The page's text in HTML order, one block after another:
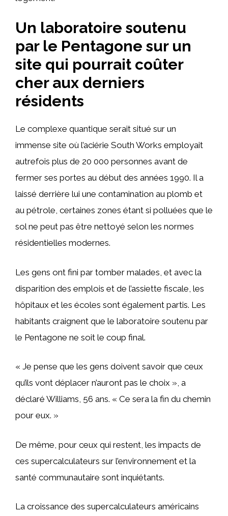
Un laboratoire soutenu
par le Pentagone sur un
site qui pourrait coûter
cher aux derniers
résidents
Le complexe quantique serait situé sur un
immense site où l’aciérie South Works employait
autrefois plus de 20 000 personnes avant de
fermer ses portes au début des années 1990. Il a
laissé derrière lui une contamination au plomb et
au pétrole, certaines zones étant si polluées que le
sol ne peut pas être nettoyé selon les normes
résidentielles modernes.
Les gens ont fini par tomber malades, et avec la
disparition des emplois et de l’assiette fiscale, les
hôpitaux et les écoles sont également partis. Les
habitants craignent que le laboratoire soutenu par
le Pentagone ne soit le coup final.
« Je pense que les gens doivent savoir que ceux
qu’ils vont déplacer n’auront pas le choix », a
déclaré Williams, 56 ans. « Ce sera la fin du chemin
pour eux. »
De même, pour ceux qui restent, les impacts de
ces supercalculateurs sur l’environnement et la
santé communautaire sont inquiétants.
La croissance des supercalculateurs américains